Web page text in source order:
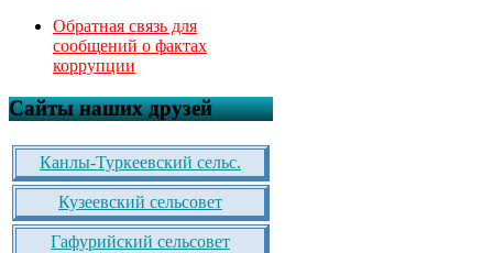
Обратная связь для
сообщений о фактах
коррупции
Сайты наших друзей
Канлы-Туркеевский сельс.
Кузеевский сельсовет
Гафурийский сельсовет